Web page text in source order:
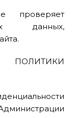
проверяет
данных,